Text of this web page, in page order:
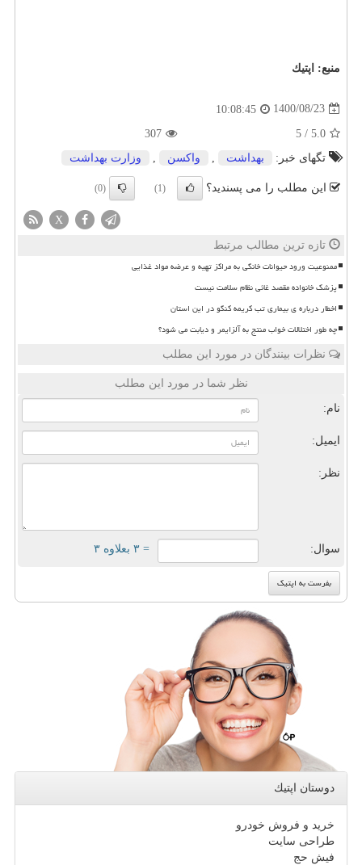
منبع: اپتیك
1400/08/23
10:08:45
5.0
/
5
307
تگهای خبر:
بهداشت واكسن وزارت بهداشت
این مطلب را می پسندید؟ (1)
(0)
X
تازه ترین مطالب مرتبط
ممنوعیت ورود حیوانات خانگی به مراکز تهیه و عرضه مواد غذایی
پزشک خانواده مقصد غائی نظام سلامت نیست
اخطار درباره ی بیماری تب کریمه کنگو در این استان
چه طور اختلالات خواب منتج به آلزایمر و دیابت می شود؟
نظرات بینندگان در مورد این مطلب
نظر شما در مورد این مطلب
نام:
ایمیل:
نظر:
سوال: = ۳ بعلاوه ۳
دوستان اپتیك
خرید و فروش خودرو
طراحی سایت
فیش حج